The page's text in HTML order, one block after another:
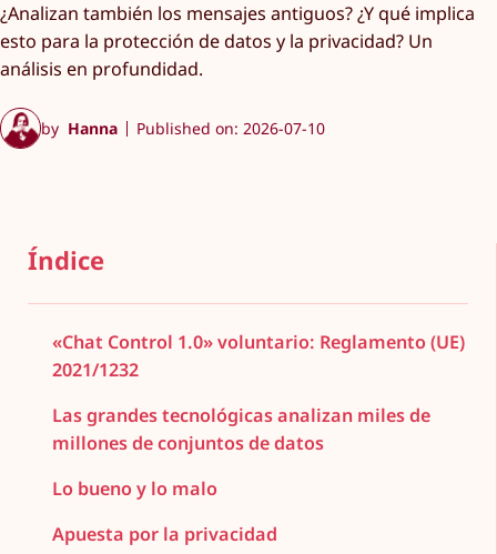
¿Analizan también los mensajes antiguos? ¿Y qué implica
esto para la protección de datos y la privacidad? Un
análisis en profundidad.
by Hanna Published on: 2026-07-10
Índice
«Chat Control 1.0» voluntario: Reglamento (UE)
2021/1232
Las grandes tecnológicas analizan miles de
millones de conjuntos de datos
Lo bueno y lo malo
Apuesta por la privacidad